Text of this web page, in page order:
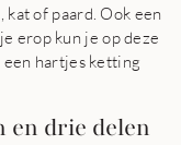
kat of paard. Ook een
erop kun je op deze
hartjes ketting
en drie delen